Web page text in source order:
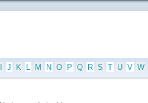
J K L M N O P Q R S T U V W